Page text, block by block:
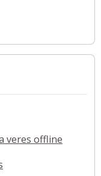
veres offline